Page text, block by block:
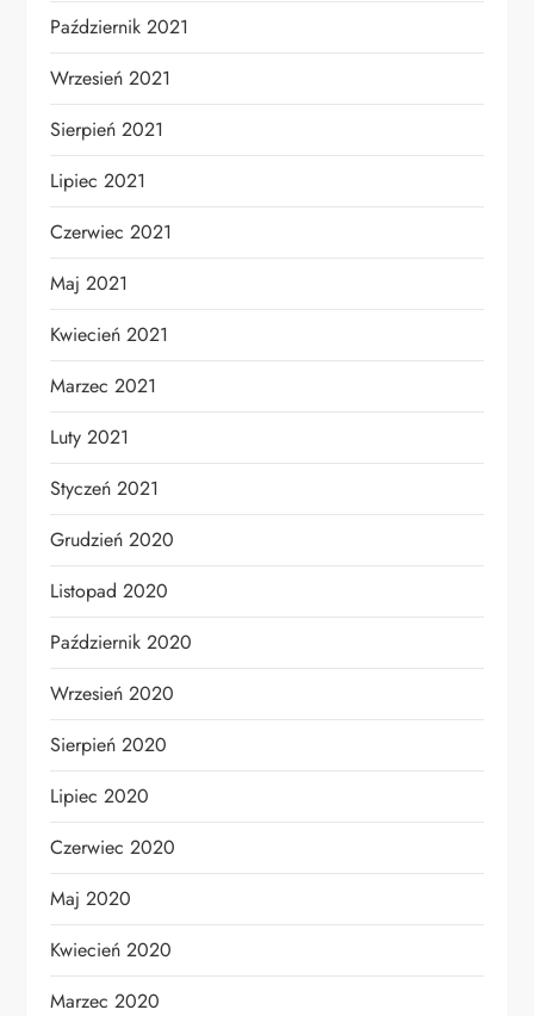
Październik 2021
Wrzesień 2021
Sierpień 2021
Lipiec 2021
Czerwiec 2021
Maj 2021
Kwiecień 2021
Marzec 2021
Luty 2021
Styczeń 2021
Grudzień 2020
Listopad 2020
Październik 2020
Wrzesień 2020
Sierpień 2020
Lipiec 2020
Czerwiec 2020
Maj 2020
Kwiecień 2020
Marzec 2020